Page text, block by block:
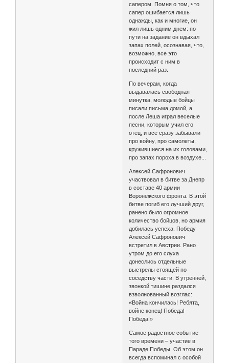
сапером. Помня о том, что
сапер ошибается лишь
однажды, как и многие, он
жил лишь одним днем: по
пути на задание он вдыхал
запах полей, осознавая, что,
возможно, все это
происходит с ним в
последний раз.
По вечерам, когда
выдавалась свободная
минутка, молодые бойцы
писали письма домой, а
после Леша играл веселые
песни, которым учил его
отец, и все сразу забывали
про войну, про самолеты,
кружившиеся на их головами,
про запах пороха в воздухе...
Алексей Сафронович
участвовал в битве за Днепр
в составе 40 армии
Воронежского фронта. В этой
битве погиб его лучший друг,
ранено было огромное
количество бойцов, но армия
добилась успеха. Победу
Алексей Сафронович
встретил в Австрии. Рано
утром до его слуха
донеслись отдельные
выстрелы стоящей по
соседству части. В утренней,
звонкой тишине раздался
взволнованный возглас:
«Война кончилась! Ребята,
войне конец! Победа!
Победа!»
Самое радостное событие
того времени – участие в
Параде Победы. Об этом он
всегда вспоминал с особой